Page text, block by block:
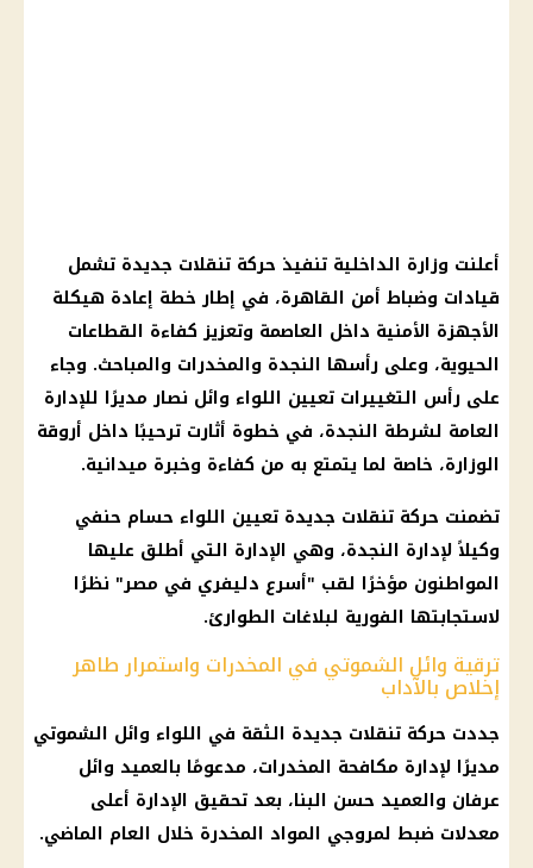
أعلنت وزارة الداخلية تنفيذ حركة تنقلات جديدة تشمل
قيادات وضباط أمن القاهرة، في إطار خطة إعادة هيكلة
الأجهزة الأمنية داخل العاصمة وتعزيز كفاءة القطاعات
الحيوية، وعلى رأسها النجدة والمخدرات والمباحث. وجاء
على رأس التغييرات تعيين اللواء وائل نصار مديرًا للإدارة
العامة لشرطة النجدة، في خطوة أثارت ترحيبًا داخل أروقة
الوزارة، خاصة لما يتمتع به من كفاءة وخبرة ميدانية.
تضمنت حركة تنقلات جديدة تعيين اللواء حسام حنفي
وكيلاً لإدارة النجدة، وهي الإدارة التي أطلق عليها
المواطنون مؤخرًا لقب "أسرع دليفري في مصر" نظرًا
لاستجابتها الفورية لبلاغات الطوارئ.
ترقية وائل الشموتي في المخدرات واستمرار طاهر
إخلاص بالآداب
جددت حركة تنقلات جديدة الثقة في اللواء وائل الشموتي
مديرًا لإدارة مكافحة المخدرات، مدعومًا بالعميد وائل
عرفان والعميد حسن البنا، بعد تحقيق الإدارة أعلى
معدلات ضبط لمروجي المواد المخدرة خلال العام الماضي.